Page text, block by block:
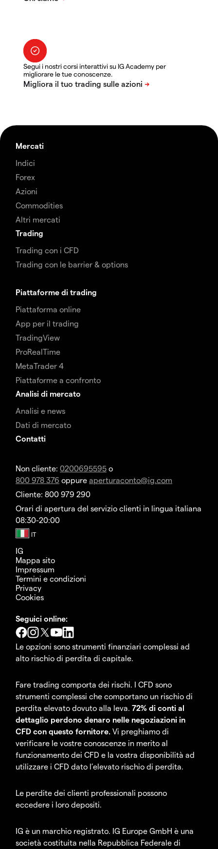
Segui i nostri corsi interattivi su IG Academy per
migliorare le tue conoscenze.
Mercati
Indici
Forex
Azioni
Commodities
Altri mercati
Trading
Trading con i CFD
Trading con le barrier & options
Piattaforme di trading
Piattaforma online
App per il trading
TradingView
ProRealTime
MetaTrader 4
Piattaforme a confronto
Analisi di mercato
Analisi e news
Dati di mercato
Contatti
Non cliente: 0200695595 o
800 978 376 oppure aperturaconto@ig.com
Cliente: 800 979 290
Orari di apertura del servizio clienti in lingua italiana
08:30-20:00
IG
Mappa sito
Impressum
Termini e condizioni
Privacy
Cookies
Seguici online:
Le opzioni sono strumenti finanziari complessi ad
alto rischio di perdita di capitale.
Fare trading comporta dei rischi. I CFD sono
strumenti complessi che comportano un rischio di
perdita elevato dovuto alla leva. 72% di conti al
dettaglio perdono denaro nelle negoziazioni in
CFD con questo fornitore. Vi preghiamo di
verificare le vostre conoscenze in merito al
funzionamento dei CFD e la vostra disponibilità ad
utilizzare i CFD dato l’elevato rischio di perdita.
Le perdite dei clienti professionali possono
eccedere i loro depositi.
IG è un marchio registrato. IG Europe GmbH è una
società costituita nella Repubblica Federale di